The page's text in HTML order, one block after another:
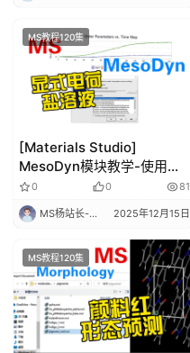
MS教程120集
[Materials Studio]
MesoDyn模块教学-使用显
式电荷和盐溶液-3 | 理论计
算 分子动力学 华算科技 MS
杨站长
0 0 81
MS杨站长-华算科技 2025年12月15日
MS教程120集